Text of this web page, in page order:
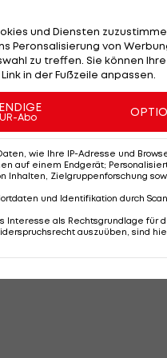
sich mit 16 Millionen
von 20,2 Millionen
in sehr konstruktiven
eine Investition in
Einerseits
eine geplante
Trainingsorten für
und Diensten
Peronsalisierung von
zu treffen. Sie können
in der Fußzeile anpassen.
Abo
wie Ihre IP-Adresse und
auf einem Endgerät;
Inhalten, Zielgruppenforschung
und Identifikation durch
Interesse als Rechtsgrundlage für
auszuüben, sind